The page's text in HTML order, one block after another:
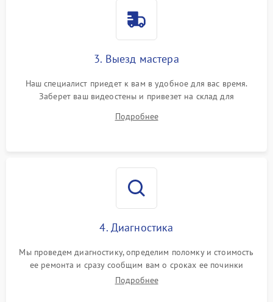
3. Выезд мастера
Наш специалист приедет к вам в удобное для вас время.
Заберет ваш видеостены и привезет на склад для
Подробнее
4. Диагностика
Мы проведем диагностику, определим поломку и стоимость
ее ремонта и сразу сообщим вам о сроках ее починки
Подробнее